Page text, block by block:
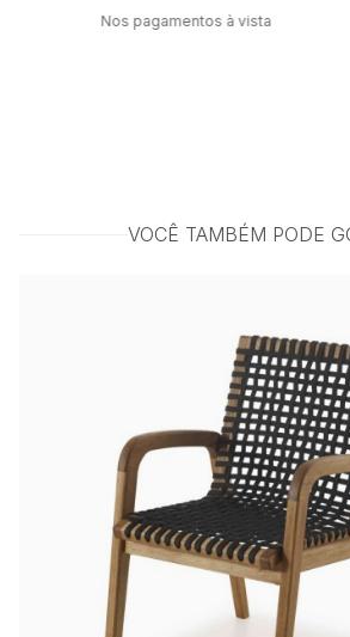
Nos pagamentos à vista
VOCÊ TAMBÉM PODE